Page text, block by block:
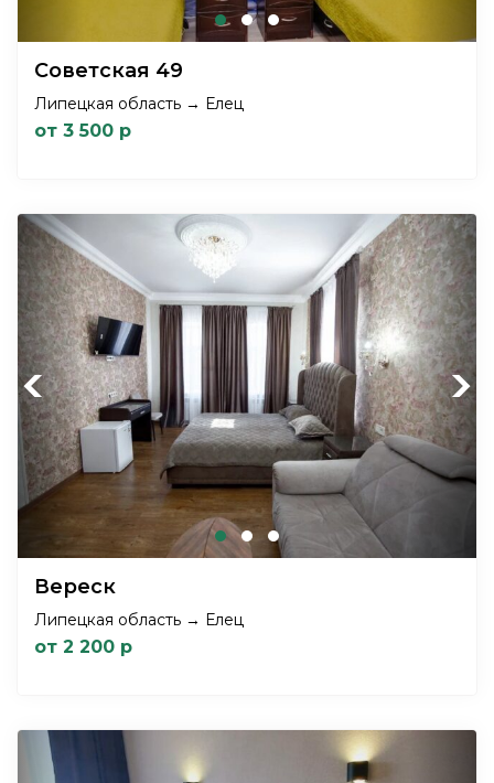
Советская 49
Липецкая область → Елец
от 3 500 р
Previous Next
Вереск
Липецкая область → Елец
от 2 200 р